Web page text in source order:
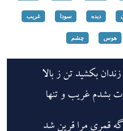
دیده سودا غریب
هوس چشم